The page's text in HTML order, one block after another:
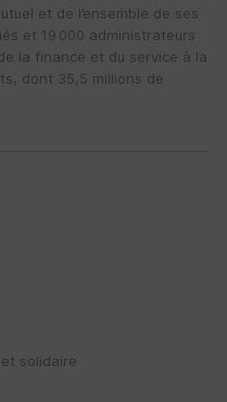
et de l’ensemble de ses
et 19 000 administrateurs
la finance et du service à la
dont 35,5 millions de
solidaire